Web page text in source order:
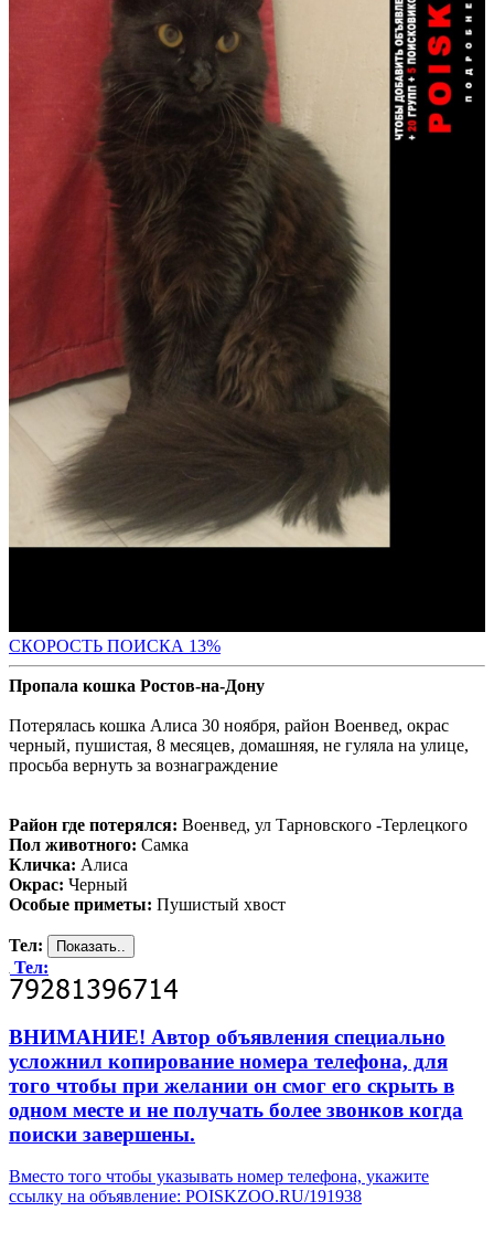
СКОРОСТЬ ПОИСКА 13%
Пропала кошка Ростов-на-Дону
Потерялась кошка Алиса 30 ноября, район Военвед, окрас
черный, пушистая, 8 месяцев, домашняя, не гуляла на улице,
просьба вернуть за вознаграждение
Район где потерялся: Военвед, ул Тарновского -Терлецкого
Пол животного: Самка
Кличка: Алиса
Окрас: Черный
Особые приметы: Пушистый хвост
Тел:
Тел:
ВНИМАНИЕ! Автор объявления специально
усложнил копирование номера телефона, для
того чтобы при желании он смог его скрыть в
одном месте и не получать более звонков когда
поиски завершены.
Вместо того чтобы указывать номер телефона, укажите
ссылку на объявление: POISKZOO.RU/191938